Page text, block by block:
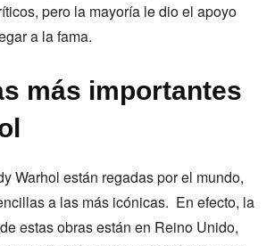
pero la mayoría le dio el apoyo
a la fama.
más importantes
Warhol están regadas por el mundo,
a las más icónicas. En efecto, la
estas obras están en Reino Unido,